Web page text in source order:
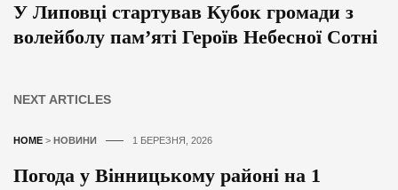
У Липовці стартував Кубок громади з
волейболу пам’яті Героїв Небесної Сотні
NEXT ARTICLES
HOME > НОВИНИ 1 БЕРЕЗНЯ, 2026
Погода у Вінницькому районі на 1